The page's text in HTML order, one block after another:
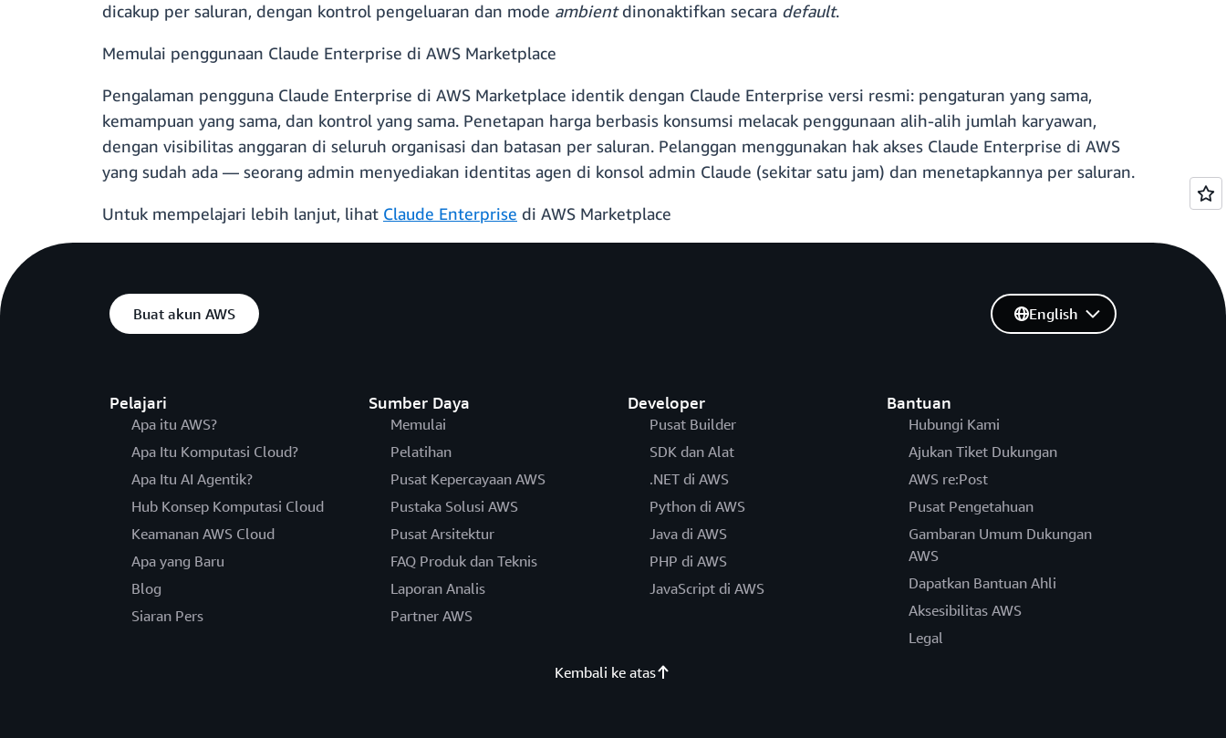
dicakup per saluran, dengan kontrol pengeluaran dan mode ambientdinonaktifkan secara default.
Memulai penggunaan Claude Enterprise di AWS Marketplace
Pengalaman pengguna Claude Enterprise di AWS Marketplace identik dengan Claude Enterprise versi resmi: pengaturan yang sama,
kemampuan yang sama, dan kontrol yang sama. Penetapan harga berbasis konsumsi melacak penggunaan alih-alih jumlah karyawan,
dengan visibilitas anggaran di seluruh organisasi dan batasan per saluran. Pelanggan menggunakan hak akses Claude Enterprise di AWS
yang sudah ada — seorang admin menyediakan identitas agen di konsol admin Claude (sekitar satu jam) dan menetapkannya per saluran.
Untuk mempelajari lebih lanjut, lihat Claude Enterprise di AWS Marketplace
Buat akun AWS
Pelajari
Apa itu AWS?
Apa Itu Komputasi Cloud?
Apa Itu AI Agentik?
Hub Konsep Komputasi Cloud
Keamanan AWS Cloud
Apa yang Baru
Blog
Siaran Pers
Sumber Daya
Memulai
Pelatihan
Pusat Kepercayaan AWS
Pustaka Solusi AWS
Pusat Arsitektur
FAQ Produk dan Teknis
Laporan Analis
Partner AWS
Developer
Pusat Builder
SDK dan Alat
.NET di AWS
Python di AWS
Java di AWS
PHP di AWS
JavaScript di AWS
Bantuan
Hubungi Kami
Ajukan Tiket Dukungan
AWS re:Post
Pusat Pengetahuan
Gambaran Umum Dukungan
AWS
Dapatkan Bantuan Ahli
Aksesibilitas AWS
Legal
English
Kembali ke atas